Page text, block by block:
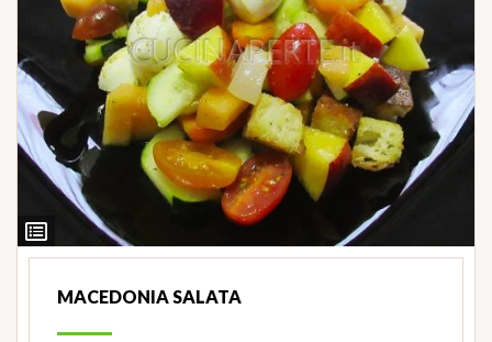
Ingredienti
MACEDONIA SALATA